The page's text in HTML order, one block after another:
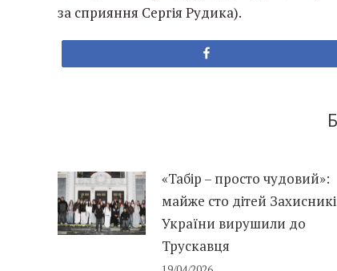
за сприяння Сергія Рудика).
«Табір – просто чудовий»:
майже сто дітей
України вирушили до
Трускавця